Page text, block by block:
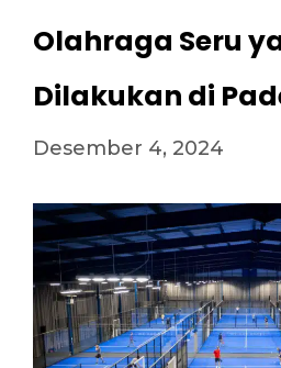
Olahraga Seru
Dilakukan di
Desember 4, 2024